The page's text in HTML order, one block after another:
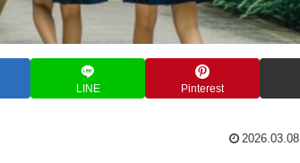
LINE Pinterest
2026.03.08